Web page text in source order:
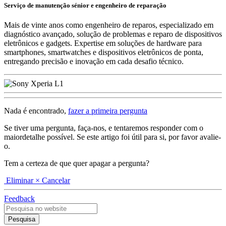
Serviço de manutenção sénior e engenheiro de reparação
Mais de vinte anos como engenheiro de reparos, especializado em
diagnóstico avançado, solução de problemas e reparo de dispositivos
eletrônicos e gadgets. Expertise em soluções de hardware para
smartphones, smartwatches e dispositivos eletrônicos de ponta,
entregando precisão e inovação em cada desafio técnico.
Nada é encontrado, fazer a primeira pergunta
Se tiver uma pergunta, faça-nos, e tentaremos responder com o
maiordetalhe possível. Se este artigo foi útil para si, por favor avalie-
o.
Tem a certeza de que quer apagar a pergunta?
Eliminar × Cancelar
Feedback